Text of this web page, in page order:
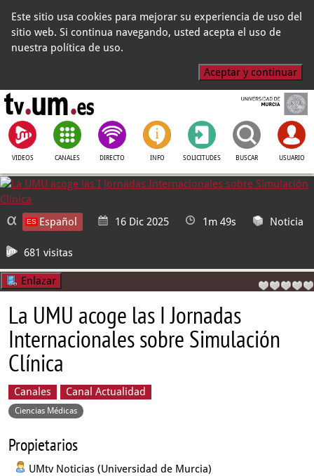
Este sitio usa cookies para mejorar su experiencia de uso del
sitio web. Si continua navegando, usted acepta el uso de
nuestra política de uso.
Aceptar y continuar
VIDEOS CANALES DIRECTO INFO SOLICITUDES BUSCAR USUARIO
Español 16 Dic 2025 1m 49s Noticia
681 visitas
Enlazar
La UMU acoge las I Jornadas
Internacionales sobre Simulación
Clínica
Canales Canal Actualidad
Ciencias Médicas
Propietarios
UMtv Noticias (Universidad de Murcia)